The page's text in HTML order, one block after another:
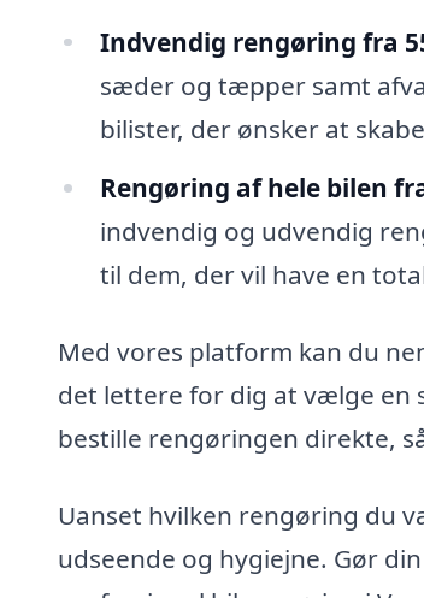
Indvendig rengøring fra
sæder og tæpper samt
bilister, der ønsker at
Rengøring af hele bilen
indvendig og udvendig
til dem, der vil have en
Med vores platform kan du
det lettere for dig at vælge en
bestille rengøringen direkte,
Uanset hvilken rengøring du
udseende og hygiejne. Gør